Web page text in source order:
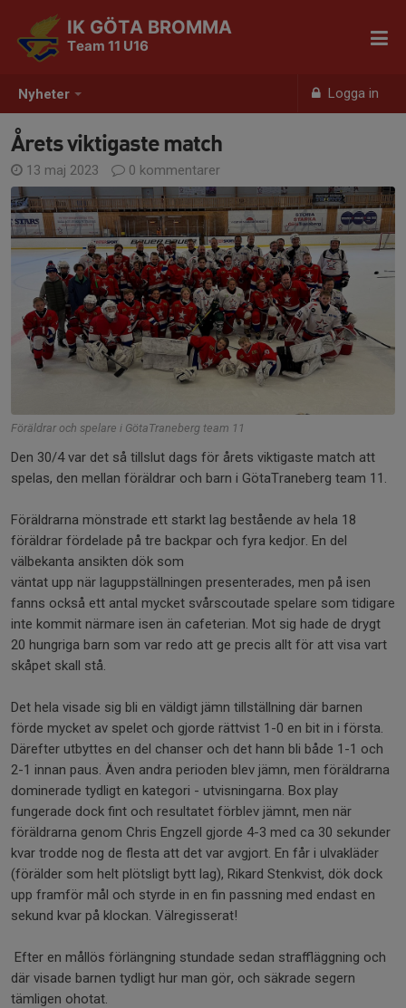
Nyheter Logga in
IK GÖTA BROMMA
Team 11 U16
Årets viktigaste match
13 maj 2023 0 kommentarer
Föräldrar och spelare i GötaTraneberg team 11
Den 30/4 var det så tillslut dags för årets viktigaste match att
spelas, den mellan föräldrar och barn i GötaTraneberg team 11.
Föräldrarna mönstrade ett starkt lag bestående av hela 18
föräldrar fördelade på tre backpar och fyra kedjor. En del
välbekanta ansikten dök som
väntat upp när laguppställningen presenterades, men på isen
fanns också ett antal mycket svårscoutade spelare som tidigare
inte kommit närmare isen än cafeterian. Mot sig hade de drygt
20 hungriga barn som var redo att ge precis allt för att visa vart
skåpet skall stå.
Det hela visade sig bli en väldigt jämn tillställning där barnen
förde mycket av spelet och gjorde rättvist 1-0 en bit in i första.
Därefter utbyttes en del chanser och det hann bli både 1-1 och
2-1 innan paus. Även andra perioden blev jämn, men föräldrarna
dominerade tydligt en kategori - utvisningarna. Box play
fungerade dock fint och resultatet förblev jämnt, men när
föräldrarna genom Chris Engzell gjorde 4-3 med ca 30 sekunder
kvar trodde nog de flesta att det var avgjort. En får i ulvakläder
(förälder som helt plötsligt bytt lag), Rikard Stenkvist, dök dock
upp framför mål och styrde in en fin passning med endast en
sekund kvar på klockan. Välregisserat!
Efter en mållös förlängning stundade sedan straffläggning och
där visade barnen tydligt hur man gör, och säkrade segern
tämligen ohotat.